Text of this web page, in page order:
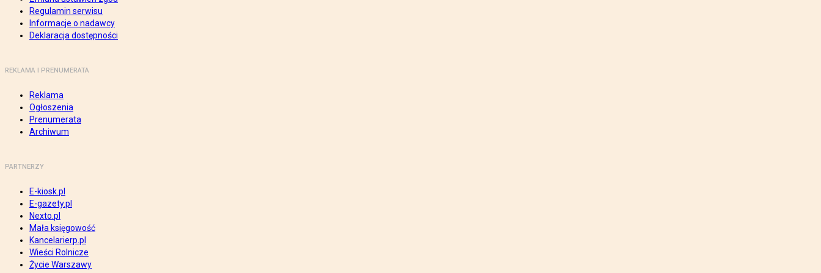
Regulamin serwisu
Informacje o nadawcy
Deklaracja dostępności
REKLAMA I PRENUMERATA
Reklama
Ogłoszenia
Prenumerata
Archiwum
PARTNERZY
E-kiosk.pl
E-gazety.pl
Nexto.pl
Mała księgowość
Kancelarierp.pl
Wieści Rolnicze
Życie Warszawy